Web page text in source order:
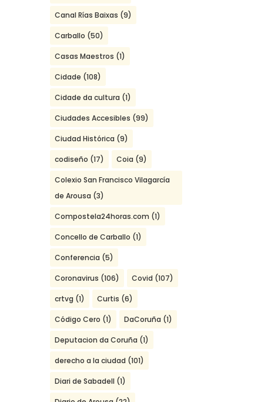
Canal Rías Baixas (9)
Carballo (50)
Casas Maestros (1)
Cidade (108)
Cidade da cultura (1)
Ciudades Accesibles (99)
Ciudad Histórica (9)
codiseño (17) Coia (9)
Colexio San Francisco Vilagarcía
de Arousa (3)
Compostela24horas.com (1)
Concello de Carballo (1)
Conferencia (5)
Coronavirus (106) Covid (107)
crtvg (1) Curtis (6)
Código Cero (1) DaCoruña (1)
Deputacion da Coruña (1)
derecho a la ciudad (101)
Diari de Sabadell (1)